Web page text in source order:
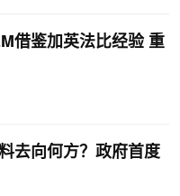
借鉴加英法比经验 重
去向何方？政府首度